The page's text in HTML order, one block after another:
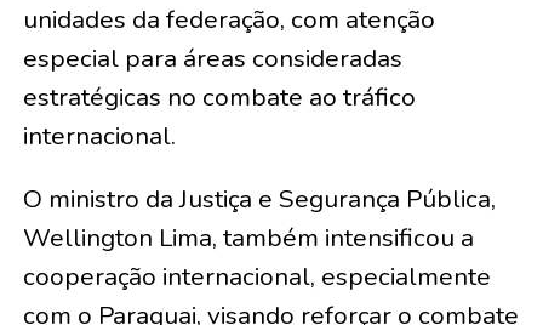
unidades da federação, com atenção
especial para áreas consideradas
estratégicas no combate ao tráfico
internacional.
O ministro da Justiça e Segurança Pública,
Wellington Lima, também intensificou a
cooperação internacional, especialmente
com o Paraguai, visando reforçar o combate